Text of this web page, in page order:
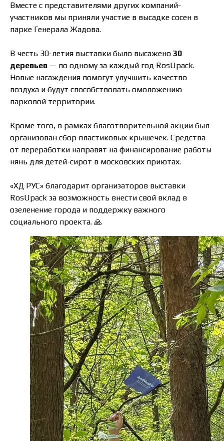
Вместе с представителями других компаний-
участников мы приняли участие в высадке сосен в
парке Генерала Жадова.
В честь 30-летия выставки было высажено 30
деревьев — по одному за каждый год RosUpack.
Новые насаждения помогут улучшить качество
воздуха и будут способствовать омоложению
парковой территории.
Кроме того, в рамках благотворительной акции был
организован сбор пластиковых крышечек. Средства
от переработки направят на финансирование работы
нянь для детей-сирот в московских приютах.
«ХД РУС» благодарит организаторов выставки
RosUpack за возможность внести свой вклад в
озеленение города и поддержку важного
социального проекта. 🙏